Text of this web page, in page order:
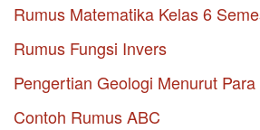
Rumus Matematika Kelas 6
Rumus Fungsi Invers
Pengertian Geologi Menurut
Contoh Rumus ABC